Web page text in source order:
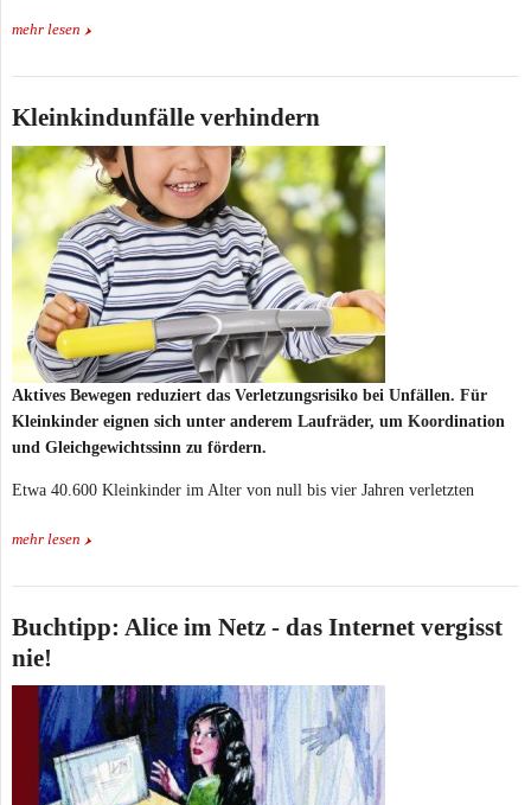
mehr lesen
Kleinkindunfälle verhindern
Aktives Bewegen reduziert das Verletzungsrisiko bei Unfällen. Für
Kleinkinder eignen sich unter anderem Laufräder, um Koordination
und Gleichgewichtssinn zu fördern.
Etwa 40.600 Kleinkinder im Alter von null bis vier Jahren verletzten
mehr lesen
Buchtipp: Alice im Netz - das Internet vergisst
nie!